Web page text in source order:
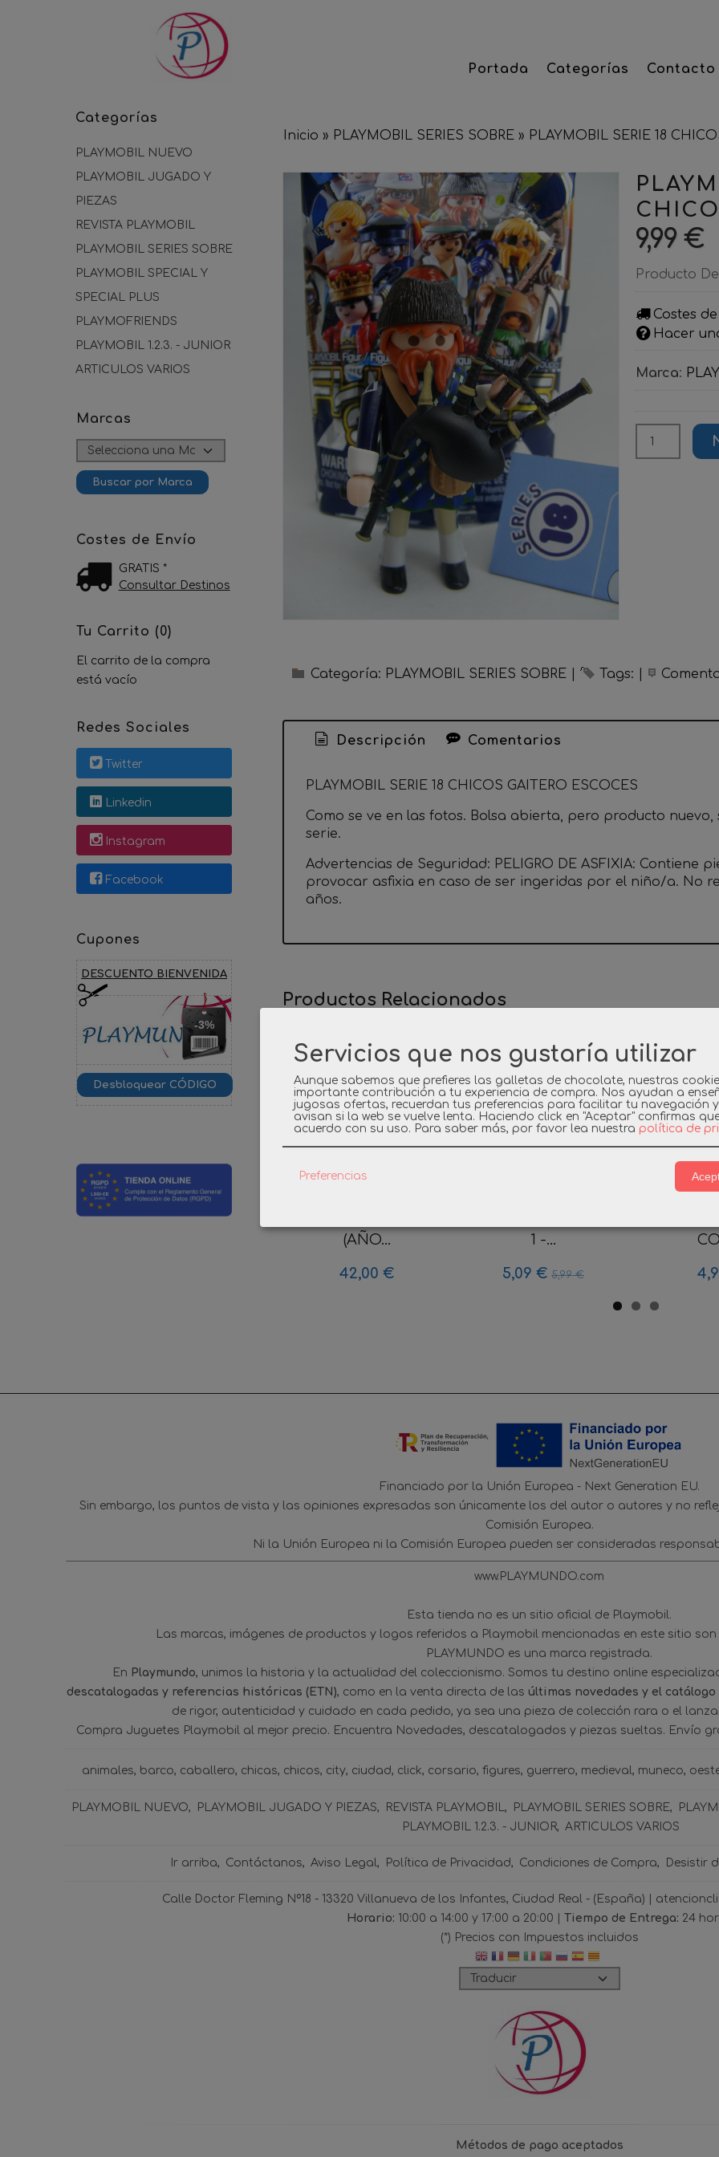
Portada Categorías Contacto
Categorías
PLAYMOBIL NUEVO
PLAYMOBIL JUGADO Y
PIEZAS
REVISTA PLAYMOBIL
PLAYMOBIL SERIES SOBRE
PLAYMOBIL SPECIAL Y
SPECIAL PLUS
PLAYMOFRIENDS
PLAYMOBIL 1.2.3. - JUNIOR
ARTICULOS VARIOS
Marcas
Costes de Envío
GRATIS *
Consultar Destinos
Tu Carrito (0)
El carrito de la compra
está vacío
Redes Sociales
Twitter
Linkedin
Instagram
Facebook
Cupones
DESCUENTO BIENVENIDA
-3%
Inicio » PLAYMOBIL SERIES SOBRE » PLAYMOBIL SERIE 18
9,99 €
Producto
Costes
Hacer
Marca:
Categoría: PLAYMOBIL SERIES SOBRE Tags:
Descripción Comentarios
PLAYMOBIL SERIE 18 CHICOS GAITERO ESCOCES
Como se ve en las fotos. Bolsa abierta, pero producto
serie.
Advertencias de Seguridad: PELIGRO DE ASFIXIA: Contiene
provocar asfixia en caso de ser ingeridas por el niño/a. No
años.
Productos Relacionados
(AÑO...
42,00 €
-15 %
1 -...
5,09 € 5,99 €
Financiado por la Unión Europea - Next Generation EU.
Sin embargo, los puntos de vista y las opiniones expresadas son únicamente los del autor o autores y no
Comisión Europea.
Ni la Unión Europea ni la Comisión Europea pueden ser consideradas
www.PLAYMUNDO.com
Esta tienda no es un sitio oficial de Playmobil.
Las marcas, imágenes de productos y logos referidos a Playmobil mencionadas en este sitio
PLAYMUNDO es una marca registrada.
En Playmundo, unimos la historia y la actualidad del coleccionismo. Somos tu destino online
descatalogadas y referencias históricas (ETN), como en la venta directa de las últimas novedades y el
de rigor, autenticidad y cuidado en cada pedido, ya sea una pieza de colección rara o el
Compra Juguetes Playmobil al mejor precio. Encuentra Novedades, descatalogados y piezas sueltas. Envío
animales barco caballero chicas chicos city ciudad click corsario figures guerrero medieval muneco
PLAYMOBIL NUEVO PLAYMOBIL JUGADO Y PIEZAS REVISTA PLAYMOBIL PLAYMOBIL SERIES SOBRE
PLAYMOBIL 1.2.3. - JUNIOR
ARTICULOS VARIOS
Ir arriba Contáctanos Aviso Legal Política de Privacidad Condiciones de Compra Desistir
Calle Doctor Fleming Nº18 - 13320 Villanueva de los Infantes, Ciudad Real - (España) |
Horario: 10:00 a 14:00 y 17:00 a 20:00 | Tiempo de Entrega: 24
(*) Precios con Impuestos incluidos
Métodos de pago aceptados
Servicios que nos gustaría utilizar
Aunque sabemos que prefieres las galletas de chocolate, nuestras
importante contribución a tu experiencia de compra. Nos ayudan a
jugosas ofertas, recuerdan tus preferencias para facilitar tu navegación
avisan si la web se vuelve lenta. Haciendo click en "Aceptar" confirmas
acuerdo con su uso. Para saber más, por favor lea nuestra política de
Preferencias